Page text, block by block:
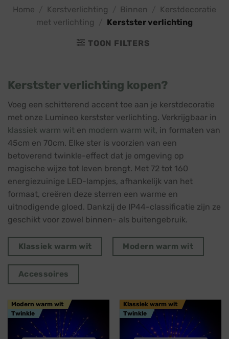
Home Kerstverlichting Binnen
Kerstdecoratie
met verlichting
Kerstster verlichting
TOON FILTERS
Kerstster verlichting kopen?
Voeg een schitterend accent toe aan je kerstdecoratie
met onze Lumineo kerstster verlichting. Verkrijgbaar in
klassiek warm wit en modern warm wit, in formaten van
45cm en 70cm. Elke ster is voorzien van een
betoverend twinkle-effect dat je omgeving op
magische wijze tot leven brengt. Met 72 tot 160
energiezuinige LED-lampjes, afhankelijk van het
formaat, creëren deze sterren een warme en
uitnodigende gloed. Dankzij de IP44-classificatie zijn ze
geschikt voor zowel binnen- als buitengebruik.
Klassiek warm wit Modern warm wit
Accessoires
Modern warm wit
Twinkle
Klassiek warm wit
Twinkle